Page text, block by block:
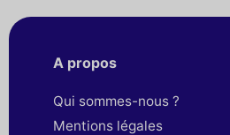
A propos
Qui sommes-nous ?
Mentions légales